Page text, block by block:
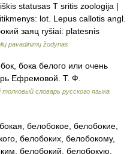
statusas T sritis zoologija |
lot. Lepus callotis angl.
заяц ryšiai: platesnis
pavadinimų žodynas
бока белого или очень
Ефремовой. Т. Ф.
словарь русского языка
белобокое, белобокие,
белобоких, белобокому,
белобокий, белобокую,